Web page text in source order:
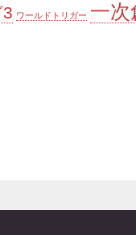
ワールドトリガー 一次